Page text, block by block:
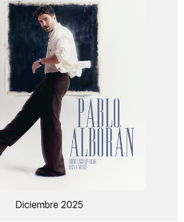
Diciembre 2025